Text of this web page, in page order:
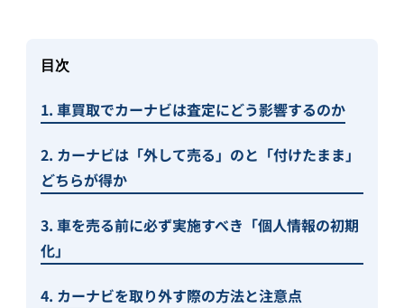
目次
1. 車買取でカーナビは査定にどう影響するのか
2. カーナビは「外して売る」のと「付けたまま」
どちらが得か
3. 車を売る前に必ず実施すべき「個人情報の初期
化」
4. カーナビを取り外す際の方法と注意点